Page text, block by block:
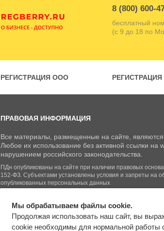
8 (800) 600-
бесплатный
(с 9 до 18 по
РЕГИСТРАЦИЯ ООО РЕГИСТРАЦИЯ
ПРАВОВАЯ ИНФОРМАЦИЯ
Все материалы, размещенные на сайте, являются
Любое их использование без активной ссылки на
нарушением российского законодательства.
ПДн опубликованы на сайте при наличии правовых
152-ФЗ. Субъектами установлены условия и запреты на
опубликованных персональных данных
© Regberry.ru, 2013–2026
Все права защищены
Входим в
Мы обрабатываем файлы cookie.
Продолжая использовать наш сайт, вы
cookie необходимы для нормальной работы